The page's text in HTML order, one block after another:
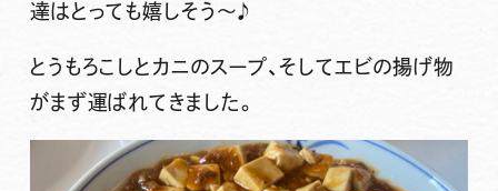
達はとっても嬉しそう〜♪
とうもろこしとカニのスープ、そしてエビの揚げ物
がまず運ばれてきました。